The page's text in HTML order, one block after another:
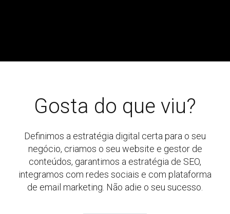
Gosta do que viu?
Definimos a estratégia digital certa para o seu
negócio, criamos o seu website e gestor de
conteúdos, garantimos a estratégia de SEO,
integramos com redes sociais e com plataforma
de email marketing. Não adie o seu sucesso.